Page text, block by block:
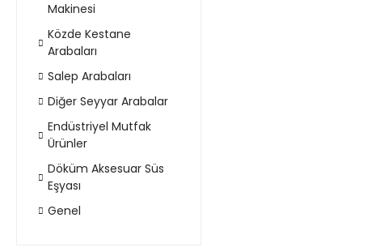
Makinesi
Közde Kestane
Arabaları
Salep Arabaları
Diğer Seyyar Arabalar
Endüstriyel Mutfak
Ürünler
Döküm Aksesuar Süs
Eşyası
Genel